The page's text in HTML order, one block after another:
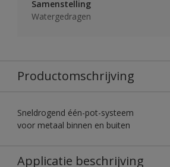
Samenstelling
Watergedragen
Productomschrijving
Sneldrogend één-pot-systeem
voor metaal binnen en buiten
Applicatie beschrijving